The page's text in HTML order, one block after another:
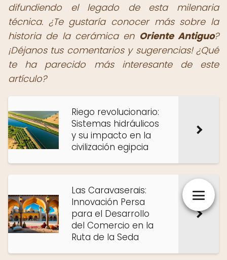
difundiendo el legado de esta milenaria
técnica. ¿Te gustaría conocer más sobre la
historia de la cerámica en Oriente Antiguo?
¡Déjanos tus comentarios y sugerencias! ¿Qué
te ha parecido más interesante de este
artículo?
Riego revolucionario:
Sistemas hidráulicos
y su impacto en la
civilización egipcia
Las Caravaserais:
Innovación Persa
para el Desarrollo
del Comercio en la
Ruta de la Seda